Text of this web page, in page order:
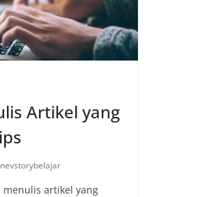
Artikel yang
nevstorybelajar
artikel yang